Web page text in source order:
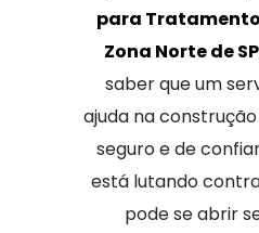
para
Zona Norte de SP
saber que um
ajuda na
seguro e de
está lutando
pode se abrir